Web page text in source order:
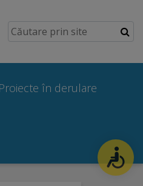
Proiecte în derulare